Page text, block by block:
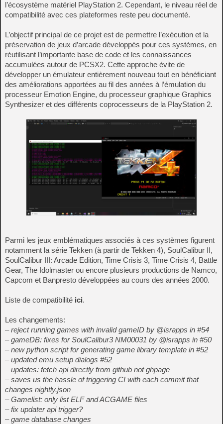
l’écosystème matériel PlayStation 2. Cependant, le niveau réel de
compatibilité avec ces plateformes reste peu documenté.
L’objectif principal de ce projet est de permettre l’exécution et la
préservation de jeux d’arcade développés pour ces systèmes, en
réutilisant l’importante base de code et les connaissances
accumulées autour de PCSX2. Cette approche évite de
développer un émulateur entièrement nouveau tout en bénéficiant
des améliorations apportées au fil des années à l’émulation du
processeur Emotion Engine, du processeur graphique Graphics
Synthesizer et des différents coprocesseurs de la PlayStation 2.
Parmi les jeux emblématiques associés à ces systèmes figurent
notamment la série Tekken (à partir de Tekken 4), SoulCalibur II,
SoulCalibur III: Arcade Edition, Time Crisis 3, Time Crisis 4, Battle
Gear, The Idolmaster ou encore plusieurs productions de Namco,
Capcom et Banpresto développées au cours des années 2000.
Liste de compatibilité ici.
Les changements:
– reject running games with invalid gameID by @israpps in #54
– gameDB: fixes for SoulCalibur3 NM00031 by @israpps in #50
– new python script for generating game library template in #52
– updated emu setup dialogs #52
– updates: fetch api directly from github not ghpage
– saves us the hassle of triggering CI with each commit that
changes nightly.json
– Gamelist: only list ELF and ACGAME files
– fix updater api trigger?
– game database changes